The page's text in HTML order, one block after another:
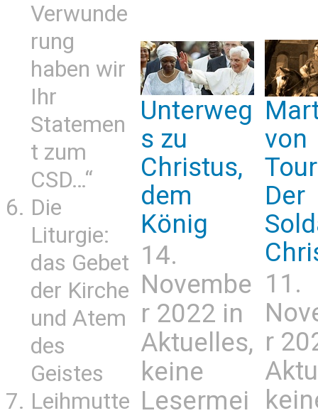
Verwunde
rung
haben wir
Ihr
Statemen
t zum
CSD…“
Die
Liturgie:
das Gebet
der Kirche
und Atem
des
Geistes
Leihmutte
Unterweg
s zu
Christus,
dem
König
14.
Novembe
r 2022 in
Aktuelles,
keine
Lesermei
von
Der
11.
r